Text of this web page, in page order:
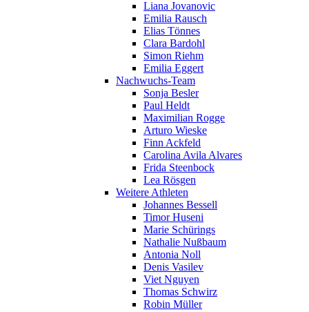
Liana Jovanovic
Emilia Rausch
Elias Tönnes
Clara Bardohl
Simon Riehm
Emilia Eggert
Nachwuchs-Team
Sonja Besler
Paul Heldt
Maximilian Rogge
Arturo Wieske
Finn Ackfeld
Carolina Avila Alvares
Frida Steenbock
Lea Rösgen
Weitere Athleten
Johannes Bessell
Timor Huseni
Marie Schürings
Nathalie Nußbaum
Antonia Noll
Denis Vasilev
Viet Nguyen
Thomas Schwirz
Robin Müller